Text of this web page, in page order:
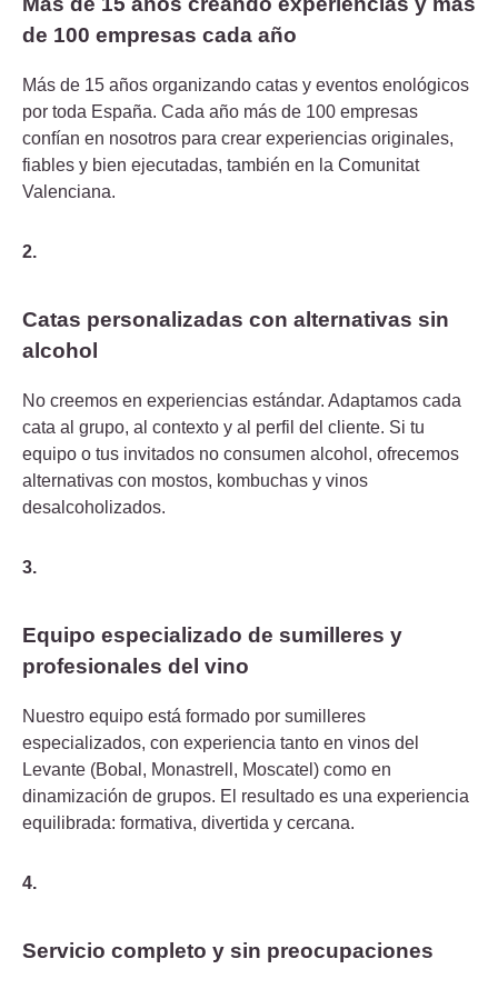
de 100 empresas cada año
Más de 15 años organizando catas y eventos enológicos
por toda España. Cada año más de 100 empresas
confían en nosotros para crear experiencias originales,
fiables y bien ejecutadas, también en la Comunitat
Valenciana.
2.
Catas personalizadas con alternativas sin
alcohol
No creemos en experiencias estándar. Adaptamos cada
cata al grupo, al contexto y al perfil del cliente. Si tu
equipo o tus invitados no consumen alcohol, ofrecemos
alternativas con mostos, kombuchas y vinos
desalcoholizados.
3.
Equipo especializado de sumilleres y
profesionales del vino
Nuestro equipo está formado por sumilleres
especializados, con experiencia tanto en vinos del
Levante (Bobal, Monastrell, Moscatel) como en
dinamización de grupos. El resultado es una experiencia
equilibrada: formativa, divertida y cercana.
4.
Servicio completo y sin preocupaciones